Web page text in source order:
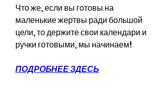
Что же, если вы готовы на
маленькие жертвы ради большой
цели, то держите свои календари и
ручки готовыми, мы начинаем!
ПОДРОБНЕЕ ЗДЕСЬ